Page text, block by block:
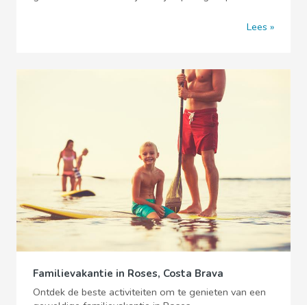
Lees
Familievakantie in Roses, Costa Brava
Ontdek de beste activiteiten om te genieten van een